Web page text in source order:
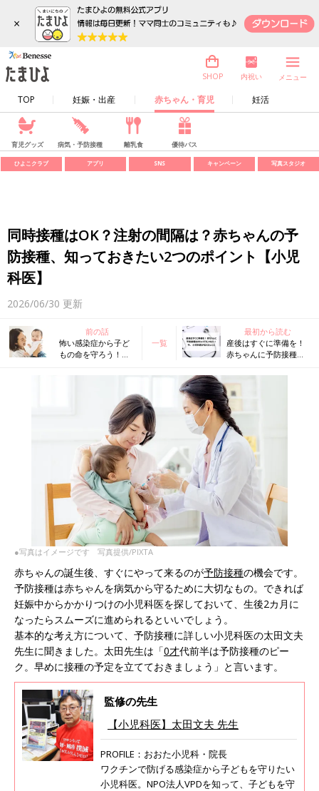
×
TOP 妊娠・出産 赤ちゃん・育児 妊活
SHOP 内祝い メニュー
育児グッズ 病気・予防接種 離乳食 優待パス
ひよこクラブ アプリ SNS キャンペーン 写真スタジオ
同時接種はOK？注射の間隔は？赤ちゃんの予
防接種、知っておきたい2つのポイント【小児
科医】
2026/06/30 更新
前の話
怖い感染症から子ど
もの命を守ろう！
排除国である日本
大切な理由とは？
一覧
最初から読む
産後はすぐに準備を！
赤ちゃんに予防接種は
今、小児科医が伝えた
いこと
●写真はイメージです 写真提供/PIXTA
赤ちゃんの誕生後、すぐにやって来るのが予防接種の機会です。
予防接種は赤ちゃんを病気から守るために大切なもの。できれば
妊娠中からかかりつけの小児科医を探しておいて、生後2カ月に
なったらスムーズに進められるといいでしょう。
基本的な考え方について、予防接種に詳しい小児科医の太田文夫
先生に聞きました。太田先生は「0才代前半は予防接種のピー
ク。早めに接種の予定を立てておきましょう」と言います。
監修の先生
【小児科医】太田文夫 先生
PROFILE：おおた小児科・院長
ワクチンで防げる感染症から子どもを守りたい
小児科医。NPO法人VPDを知って、子どもを守